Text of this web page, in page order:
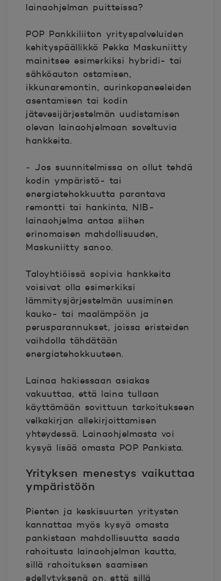
lainaohjelman puitteissa?
POP Pankkiliiton yrityspalveluiden
kehityspäällikkö Pekka Maskuniitty
mainitsee esimerkiksi hybridi- tai
sähköauton ostamisen,
ikkunaremontin, aurinkopaneeleiden
asentamisen tai kodin
jätevesijärjestelmän uudistamisen
olevan lainaohjelmaan soveltuvia
hankkeita.
‒ Jos suunnitelmissa on ollut tehdä
kodin ympäristö- tai
energiatehokkuutta parantava
remontti tai hankinta, NIB-
lainaohjelma antaa siihen
erinomaisen mahdollisuuden,
Maskuniitty sanoo.
Taloyhtiöissä sopivia hankkeita
voisivat olla esimerkiksi
lämmitysjärjestelmän uusiminen
kauko- tai maalämpöön ja
perusparannukset, joissa eristeiden
vaihdolla tähdätään
energiatehokkuuteen.
Lainaa hakiessaan asiakas
vakuuttaa, että laina tullaan
käyttämään sovittuun tarkoitukseen
velkakirjan allekirjoittamisen
yhteydessä. Lainaohjelmasta voi
kysyä lisää omasta POP Pankista.
Yrityksen menestys vaikuttaa
ympäristöön
Pienten ja keskisuurten yritysten
kannattaa myös kysyä omasta
pankistaan mahdollisuutta saada
rahoitusta lainaohjelman kautta,
sillä rahoituksen saamisen
edellytyksenä on, että sillä